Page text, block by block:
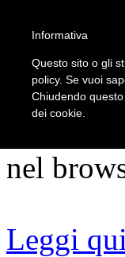
nel
Leggi
Informativa
Questo sito o gli
policy. Se vuoi
Chiudendo
dei cookie.